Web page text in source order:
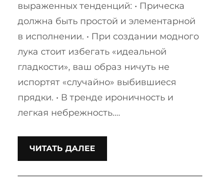
выраженных тенденций: • Прическа
должна быть простой и элементарной
в исполнении. • При создании модного
лука стоит избегать «идеальной
гладкости», ваш образ ничуть не
испортят «случайно» выбившиеся
прядки. • В тренде ироничность и
легкая небрежность.…
ЧИТАТЬ ДАЛЕЕ